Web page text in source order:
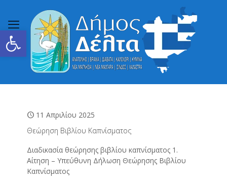
Ανοίξτε τη γραμμή εργαλείων
11 Απριλίου 2025
Θεώρηση Βιβλίου Καπνίσματος
Διαδικασία θεώρησης βιβλίου καπνίσματος 1.
Αίτηση – Υπεύθυνη Δήλωση Θεώρησης Βιβλίου
Καπνίσματος